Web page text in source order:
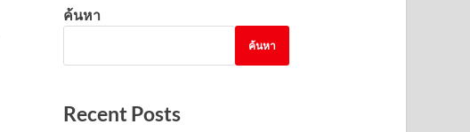
ค้นหา
ค้นหา
Recent Posts